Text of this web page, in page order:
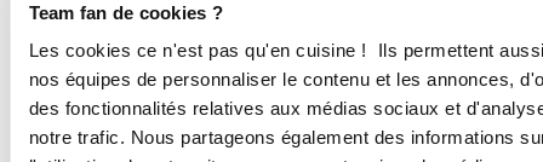
Team fan de cookies ?
Les cookies ce n'est pas qu'en cuisine ! Ils permettent
nos équipes de personnaliser le contenu et les annonces,
des fonctionnalités relatives aux médias sociaux et
notre trafic. Nous partageons également des informations
Bon appétit !